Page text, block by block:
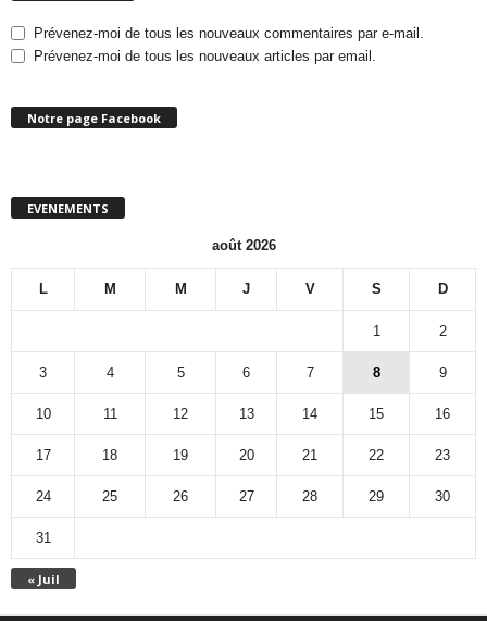
Prévenez-moi de tous les nouveaux commentaires par e-mail.
Prévenez-moi de tous les nouveaux articles par email.
Notre page Facebook
EVENEMENTS
août 2026
L M M J V S D
« Juil
1 2
3 4 5 6 7 8 9
10 11 12 13 14 15 16
17 18 19 20 21 22 23
24 25 26 27 28 29 30
31